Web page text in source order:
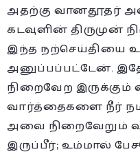
அதற்கு வானதூதர்
கடவுளின் திருமுன்
இந்த நற்செய்தியை
அனுப்பப்பட்டேன்.
நிறைவேற
வார்த்தைகளை நீர்
அவை நிறைவேறும்
இருப்பீர்; உம்மால்